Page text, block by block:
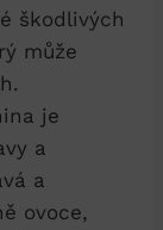
škodlivých
může
je
a
a
ovoce,